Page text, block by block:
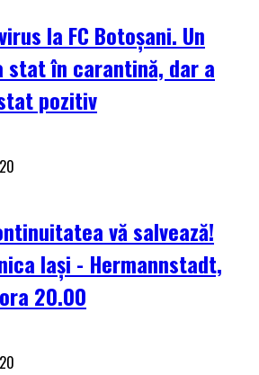
la FC Botoșani. Un
stat în carantină, dar a
pozitiv
vă salvează!
Iași - Hermannstadt,
20.00